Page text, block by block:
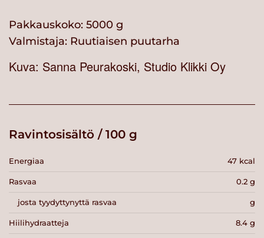
Pakkauskoko: 5000 g
Valmistaja: Ruutiaisen puutarha
Kuva: Sanna Peurakoski, Studio Klikki Oy
Ravintosisältö / 100 g
Energiaa 47 kcal
Rasvaa 0.2 g
josta tyydyttynyttä rasvaa g
Hiilihydraatteja 8.4 g